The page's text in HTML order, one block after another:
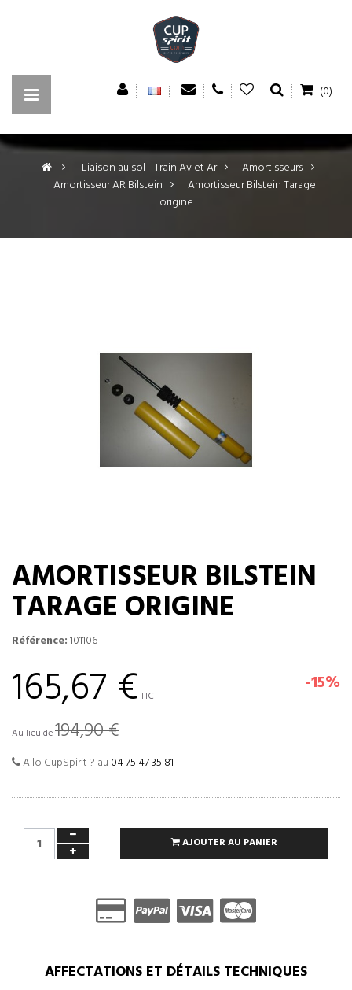
(0)
> Liaison au sol - Train Av et Ar >
Amortisseurs
Amortisseur AR Bilstein >
Amortisseur Bilstein Tarage
origine
AMORTISSEUR BILSTEIN
TARAGE ORIGINE
Référence:101106
-15%
165,67 € TTC
Au lieu de194,90 €
Allo CupSpirit ? au 04 75 47 35 81
AJOUTER AU PANIER
AFFECTATIONS ET DÉTAILS TECHNIQUES